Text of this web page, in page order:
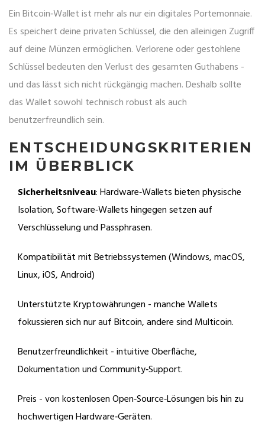
Ein Bitcoin‑Wallet ist mehr als nur ein digitales Portemonnaie.
Es speichert deine privaten Schlüssel, die den alleinigen Zugriff
auf deine Münzen ermöglichen. Verlorene oder gestohlene
Schlüssel bedeuten den Verlust des gesamten Guthabens -
und das lässt sich nicht rückgängig machen. Deshalb sollte
das Wallet sowohl technisch robust als auch
benutzerfreundlich sein.
ENTSCHEIDUNGSKRITERIEN
IM ÜBERBLICK
Sicherheitsniveau: Hardware‑Wallets bieten physische
Isolation, Software‑Wallets hingegen setzen auf
Verschlüsselung und Passphrasen.
Kompatibilität mit Betriebssystemen (Windows, macOS,
Linux, iOS, Android)
Unterstützte Kryptowährungen - manche Wallets
fokussieren sich nur auf Bitcoin, andere sind Multicoin.
Benutzerfreundlichkeit - intuitive Oberfläche,
Dokumentation und Community‑Support.
Preis - von kostenlosen Open‑Source‑Lösungen bis hin zu
hochwertigen Hardware‑Geräten.